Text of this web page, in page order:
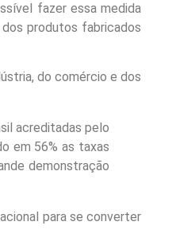
fazer essa medida
produtos fabricados
do comércio e dos
acreditadas pelo
em 56% as taxas
demonstração
para se converter